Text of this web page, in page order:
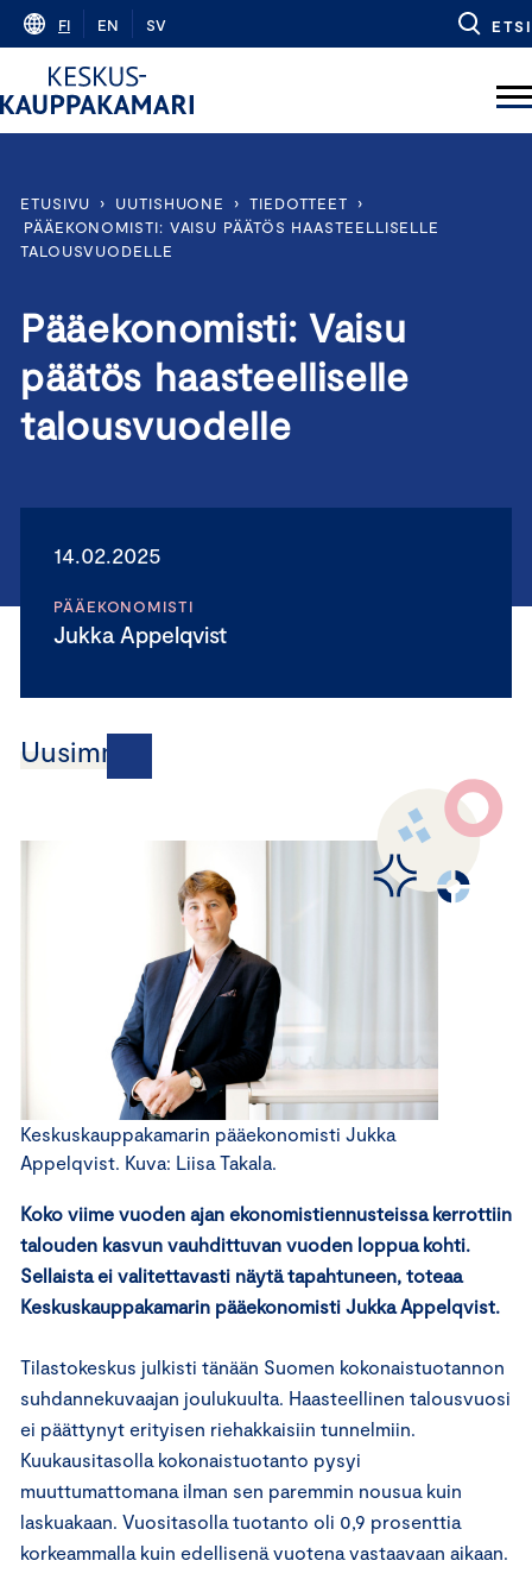
Skip
content
FI EN SV ETSI
ETUSIVU › UUTISHUONE › TIEDOTTEET
›
PÄÄEKONOMISTI: VAISU PÄÄTÖS HAASTEELLISELLE
TALOUSVUODELLE
Pääekonomisti: Vaisu
päätös haasteelliselle
talousvuodelle
14.02.2025
PÄÄEKONOMISTI
Jukka Appelqvist
Uusimmat
Keskuskauppakamarin pääekonomisti Jukka
Appelqvist. Kuva: Liisa Takala.
Koko viime vuoden ajan ekonomistiennusteissa kerrottiin
talouden kasvun vauhdittuvan vuoden loppua kohti.
Sellaista ei valitettavasti näytä tapahtuneen, toteaa
Keskuskauppakamarin pääekonomisti Jukka Appelqvist.
Tilastokeskus julkisti tänään Suomen kokonaistuotannon
suhdannekuvaajan joulukuulta. Haasteellinen talousvuosi
ei päättynyt erityisen riehakkaisiin tunnelmiin.
Kuukausitasolla kokonaistuotanto pysyi
muuttumattomana ilman sen paremmin nousua kuin
laskuakaan. Vuositasolla tuotanto oli 0,9 prosenttia
korkeammalla kuin edellisenä vuotena vastaavaan aikaan.